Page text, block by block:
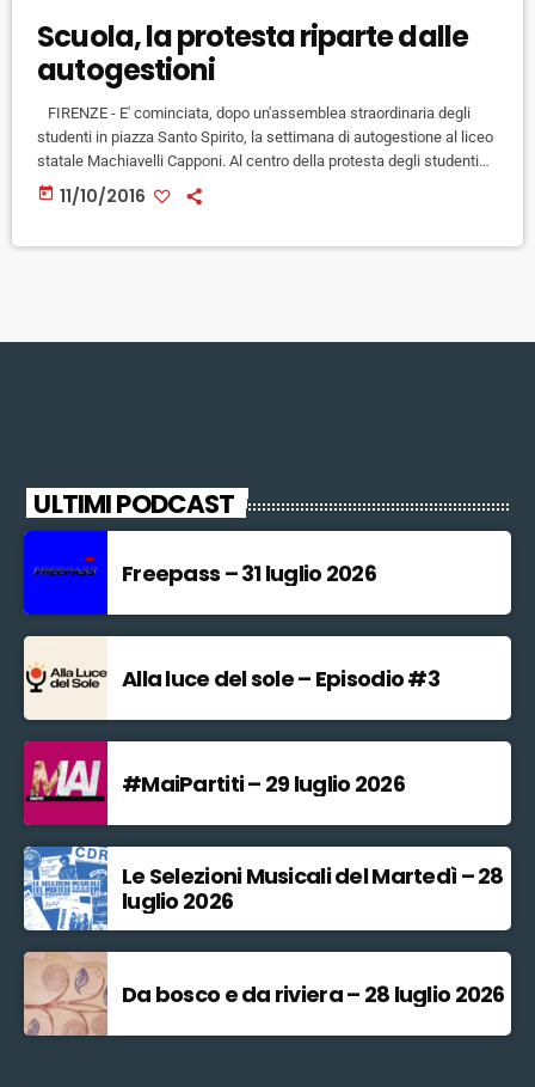
Scuola, la protesta riparte dalle
autogestioni
FIRENZE - E' cominciata, dopo un'assemblea straordinaria degli
studenti in piazza Santo Spirito, la settimana di autogestione al liceo
statale Machiavelli Capponi. Al centro della protesta degli studenti
c'è innanzitutto la legge sulla "Buona Scuola", e il modello di scuola
incentrato su lezioni frontali e nozioni, senza la possibilità di uno
today 11/10/2016
ULTIMI PODCAST
Freepass – 31 luglio 2026
Alla luce del sole – Episodio #3
#MaiPartiti – 29 luglio 2026
Le Selezioni Musicali del Martedì – 28
luglio 2026
Da bosco e da riviera – 28 luglio 2026